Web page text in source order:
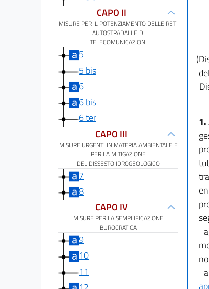
CAPO II
MISURE PER IL POTENZIAMENTO DELLE RETI
AUTOSTRADALI E DI
TELECOMUNICAZIONI
5
5 bis
6
6 bis
6 ter
CAPO III
MISURE URGENTI IN MATERIA AMBIENTALE E
PER LA MITIGAZIONE
DEL DISSESTO IDROGEOLOGICO
7
8
CAPO IV
MISURE PER LA SEMPLIFICAZIONE
BUROCRATICA
9
10
11
1.